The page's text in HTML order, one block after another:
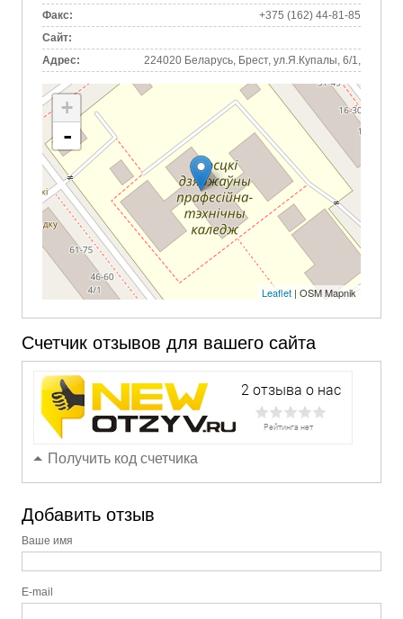
Факс:
+375 (162) 44-81-85
Сайт:
Адрес:
224020 Беларусь, Брест, ул.Я.Купалы, 6/1,
+
-
Leaflet| OSM Mapnik
Счетчик отзывов для вашего сайта
Получить код счетчика
Добавить отзыв
Ваше имя
E-mail